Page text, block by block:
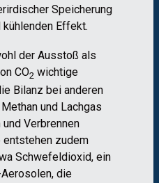
Speicherung
kühlenden Effekt.
der Ausstoß als
CO2 wichtige
Bilanz bei anderen
und Lachgas
und Verbrennen
zudem
Schwefeldioxid, ein
die